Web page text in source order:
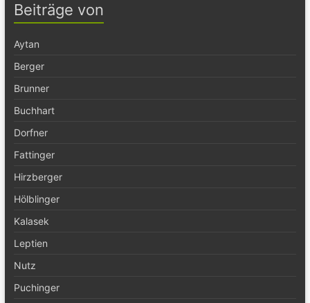
Beiträge von
Aytan
Berger
Brunner
Buchhart
Dorfner
Fattinger
Hirzberger
Hölblinger
Kalasek
Leptien
Nutz
Puchinger